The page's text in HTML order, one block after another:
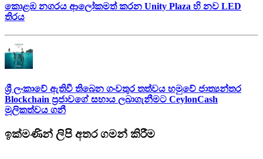
කොළඹ නගරය ආලෝකමත් කරන Unity Plaza හි නව LED
තිරය
ශ්‍රී ලංකාවේ ඇතිවී තිබෙන ගංවතුර තත්වය හමුවේ ජාත්‍යන්තර
Blockchain ප්‍රජාවගේ සහාය ලබාගැනීමට CeylonCash
මූලිකත්වය ග​නී
ඉක්මණින් ලිපි අතර ගමන් කිරීම